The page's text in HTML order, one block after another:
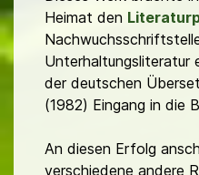
Heimat den
Unterhaltungsliteratur
der deutschen
(1982) Eingang in die
An diesen Erfolg
verschiedene andere